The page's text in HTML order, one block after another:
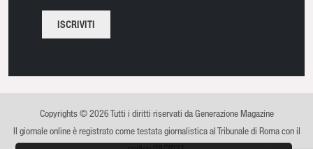
Copyrights © 2026 Tutti i diritti riservati da Generazione Magazine
Il giornale online è registrato come testata giornalistica al Tribunale di Roma con il